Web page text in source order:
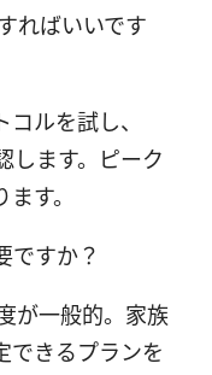
ればいいです
ルを試し、
します。ピーク
す。
ですか？
が一般的。家族
できるプランを